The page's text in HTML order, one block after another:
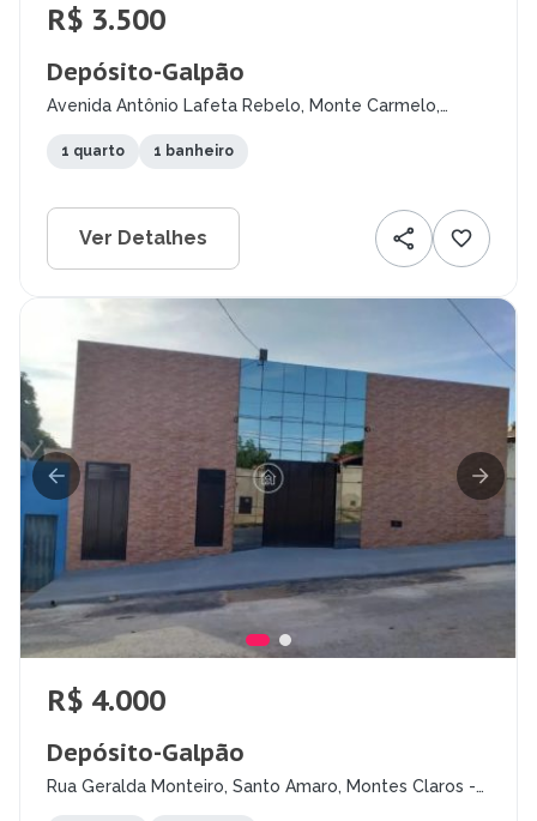
R$ 3.500
Depósito-Galpão
Avenida Antônio Lafeta Rebelo, Monte Carmelo,
1 quarto 1 banheiro
Ver Detalhes
R$ 4.000
Depósito-Galpão
Rua Geralda Monteiro, Santo Amaro, Montes Claros -